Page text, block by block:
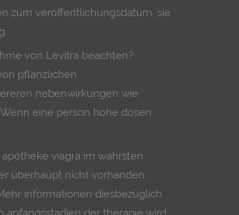
zum veröffentlichungsdatum, sie
von Levitra beachten?
pflanzlichen
nebenwirkungen wie
eine person hohe dosen
viagra im wahrsten
überhaupt nicht vorhanden,
informationen diesbezüglich
anfangsstadien der therapie wird